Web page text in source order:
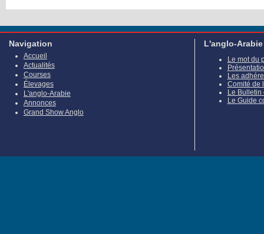
Navigation
Accueil
Actualités
Courses
Élevages
L'anglo-Arabie
Annonces
Grand Show Anglo
L'anglo-Arabie
Le mot du
Les
Comité de
Le Bulletin
Le Guide